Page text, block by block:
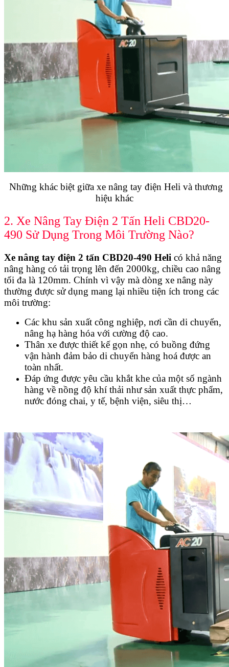
Những khác biệt giữa xe nâng tay điện Heli và thương
hiệu khác
2. Xe Nâng Tay Điện 2 Tấn Heli CBD20-
490 Sử Dụng Trong Môi Trường Nào?
Xe nâng tay điện 2 tấn CBD20-490 Heli có khả năng
nâng hàng có tải trọng lên đến 2000kg, chiều cao nâng
tối đa là 120mm. Chính vì vậy mà dòng xe nâng này
thường được sử dụng mang lại nhiều tiện ích trong các
môi trường:
Các khu sản xuất công nghiệp, nơi cần di chuyển,
nâng hạ hàng hóa với cường độ cao.
Thân xe được thiết kế gọn nhẹ, có buồng đứng
vận hành đảm bảo di chuyển hàng hoá được an
toàn nhất.
Đáp ứng được yêu cầu khắt khe của một số ngành
hàng về nồng độ khí thải như sản xuất thực phẩm,
nước đóng chai, y tế, bệnh viện, siêu thị…